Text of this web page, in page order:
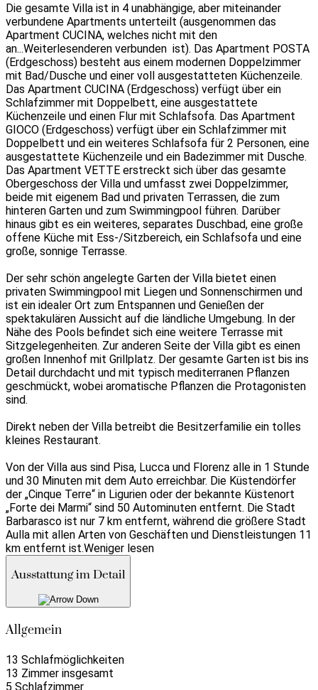
Die gesamte Villa ist in 4 unabhängige, aber miteinander
verbundene Apartments unterteilt (ausgenommen das
Apartment CUCINA, welches nicht mit den
an...Weiterlesenderen verbunden ist). Das Apartment POSTA
(Erdgeschoss) besteht aus einem modernen Doppelzimmer
mit Bad/Dusche und einer voll ausgestatteten Küchenzeile.
Das Apartment CUCINA (Erdgeschoss) verfügt über ein
Schlafzimmer mit Doppelbett, eine ausgestattete
Küchenzeile und einen Flur mit Schlafsofa. Das Apartment
GIOCO (Erdgeschoss) verfügt über ein Schlafzimmer mit
Doppelbett und ein weiteres Schlafsofa für 2 Personen, eine
ausgestattete Küchenzeile und ein Badezimmer mit Dusche.
Das Apartment VETTE erstreckt sich über das gesamte
Obergeschoss der Villa und umfasst zwei Doppelzimmer,
beide mit eigenem Bad und privaten Terrassen, die zum
hinteren Garten und zum Swimmingpool führen. Darüber
hinaus gibt es ein weiteres, separates Duschbad, eine große
offene Küche mit Ess-/Sitzbereich, ein Schlafsofa und eine
große, sonnige Terrasse.
Der sehr schön angelegte Garten der Villa bietet einen
privaten Swimmingpool mit Liegen und Sonnenschirmen und
ist ein idealer Ort zum Entspannen und Genießen der
spektakulären Aussicht auf die ländliche Umgebung. In der
Nähe des Pools befindet sich eine weitere Terrasse mit
Sitzgelegenheiten. Zur anderen Seite der Villa gibt es einen
großen Innenhof mit Grillplatz. Der gesamte Garten ist bis ins
Detail durchdacht und mit typisch mediterranen Pflanzen
geschmückt, wobei aromatische Pflanzen die Protagonisten
sind.
Direkt neben der Villa betreibt die Besitzerfamilie ein tolles
kleines Restaurant.
Von der Villa aus sind Pisa, Lucca und Florenz alle in 1 Stunde
und 30 Minuten mit dem Auto erreichbar. Die Küstendörfer
der „Cinque Terre“ in Ligurien oder der bekannte Küstenort
„Forte dei Marmi“ sind 50 Autominuten entfernt. Die Stadt
Barbarasco ist nur 7 km entfernt, während die größere Stadt
Aulla mit allen Arten von Geschäften und Dienstleistungen 11
km entfernt ist.Weniger lesen
Ausstattung im Detail
Allgemein
13 Schlafmöglichkeiten
13 Zimmer insgesamt
5 Schlafzimmer